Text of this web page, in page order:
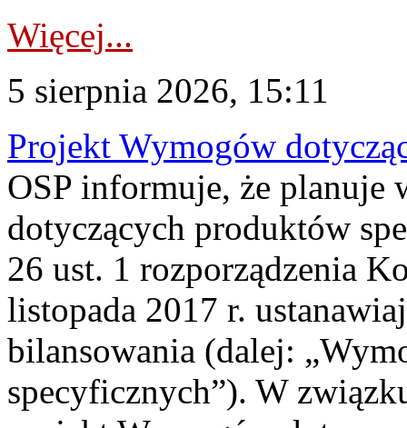
Więcej...
5 sierpnia 2026, 15:11
Projekt Wymogów
OSP informuje, że planuje
dotyczących produktów
26 ust. 1 rozporządzenia
listopada 2017 r.
bilansowania (dalej:
specyficznych”). W